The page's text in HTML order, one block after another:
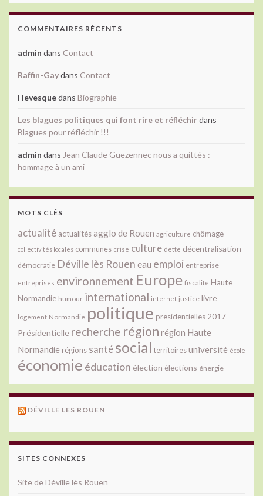
COMMENTAIRES RÉCENTS
admin dans Contact
Raffin-Gaydans Contact
l levesquedans Biographie
Les blagues politiques qui font rire et réfléchirdans
Blagues pour réfléchir !!!
admin dans Jean Claude Guezennec nous a quittés :
hommage à un ami
MOTS CLÉS
actualité actualitésagglo de Rouen agriculture chômage
collectivités locales communes crise culture dette décentralisation
démocratie Déville lès Rouen eau emploi entreprise
entreprises environnement Europe fiscalité Haute
Normandie humour international internet justice livre
logement Normandie politique presidentielles 2017
Présidentielle recherche région région Haute
Normandie régions santésocial territoiresuniversité école
économie éducation élection élections énergie
DÉVILLE LES ROUEN
SITES CONNEXES
Site de Déville lès Rouen